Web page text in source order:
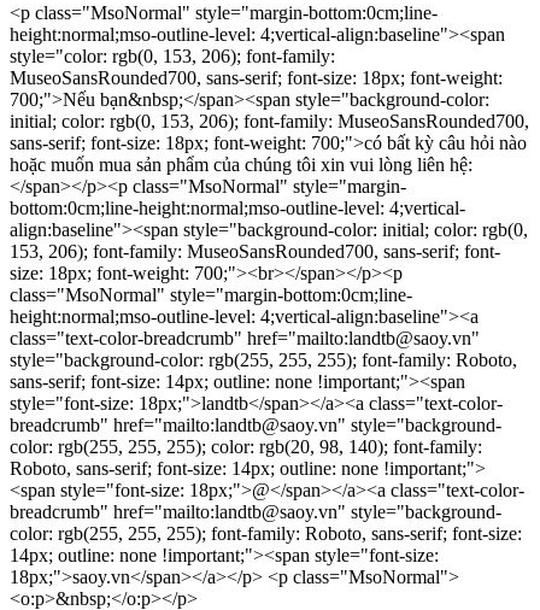
<p class="MsoNormal" style="margin-bottom:0cm;line-
height:normal;mso-outline-level: 4;vertical-align:baseline"><span
style="color: rgb(0, 153, 206); font-family:
MuseoSansRounded700, sans-serif; font-size: 18px; font-weight:
700;">Nếu bạn&nbsp;</span><span style="background-color:
initial; color: rgb(0, 153, 206); font-family: MuseoSansRounded700,
sans-serif; font-size: 18px; font-weight: 700;">có bất kỳ câu hỏi nào
hoặc muốn mua sản phẩm của chúng tôi xin vui lòng liên hệ:
</span></p><p class="MsoNormal" style="margin-
bottom:0cm;line-height:normal;mso-outline-level: 4;vertical-
align:baseline"><span style="background-color: initial; color: rgb(0,
153, 206); font-family: MuseoSansRounded700, sans-serif; font-
size: 18px; font-weight: 700;"><br></span></p><p
class="MsoNormal" style="margin-bottom:0cm;line-
height:normal;mso-outline-level: 4;vertical-align:baseline"><a
class="text-color-breadcrumb" href="mailto:landtb@saoy.vn"
style="background-color: rgb(255, 255, 255); font-family: Roboto,
sans-serif; font-size: 14px; outline: none !important;"><span
style="font-size: 18px;">landtb</span></a><a class="text-color-
breadcrumb" href="mailto:landtb@saoy.vn" style="background-
color: rgb(255, 255, 255); color: rgb(20, 98, 140); font-family:
Roboto, sans-serif; font-size: 14px; outline: none !important;">
<span style="font-size: 18px;">@</span></a><a class="text-color-
breadcrumb" href="mailto:landtb@saoy.vn" style="background-
color: rgb(255, 255, 255); font-family: Roboto, sans-serif; font-size:
14px; outline: none !important;"><span style="font-size:
18px;">saoy.vn</span></a></p> <p class="MsoNormal">
<o:p>&nbsp;</o:p></p>